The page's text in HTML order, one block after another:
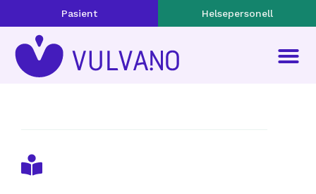
Pasient Helsepersonell